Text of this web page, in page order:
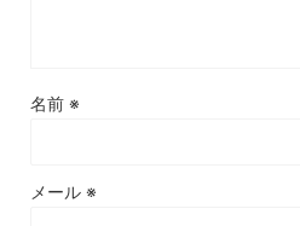
名前 ※
メール ※